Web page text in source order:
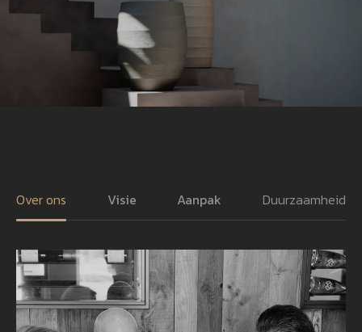
Over ons Visie Aanpak Duurzaamheid